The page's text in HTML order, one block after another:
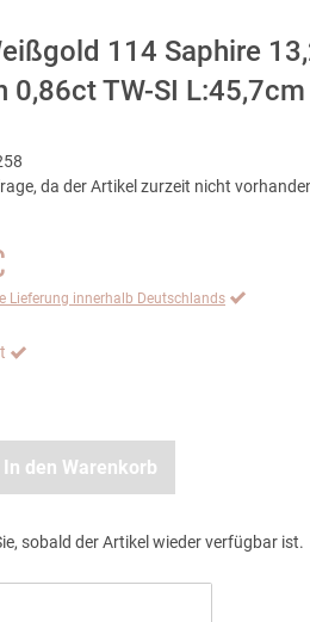
114 Saphire
0,86ct TW-SI L:45,7cm
da der Artikel zurzeit nicht
Lieferung innerhalb Deutschlands
In den Warenkorb
sobald der Artikel wieder verfügbar ist.